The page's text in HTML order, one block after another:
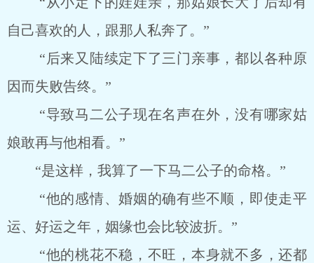
自己喜欢的人，跟那人私奔了。”
“后来又陆续定下了三门亲事，都以各种原
因而失败告终。”
“导致马二公子现在名声在外，没有哪家姑
娘敢再与他相看。”
“是这样，我算了一下马二公子的命格。”
“他的感情、婚姻的确有些不顺，即使走平
运、好运之年，姻缘也会比较波折。”
“他的桃花不稳，不旺，本身就不多，还都